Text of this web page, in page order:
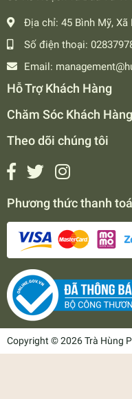
Địa chỉ: 45 Bình Mỹ, Xã
Số điện thoại:
Email:
Hỗ Trợ Khách Hàng
Chăm Sóc Khách Hàng
Theo dõi chúng tôi
Phương thức thanh
Copyright © 2026 Trà Hùng